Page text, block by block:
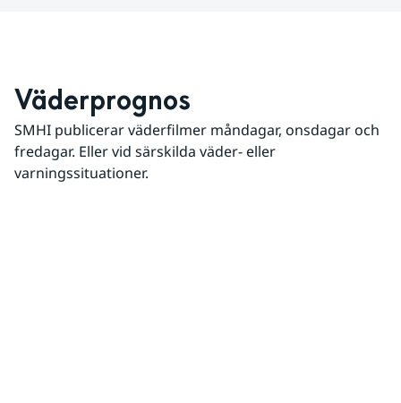
Väderprognos
SMHI publicerar väderfilmer måndagar, onsdagar och
fredagar. Eller vid särskilda väder- eller
varningssituationer.